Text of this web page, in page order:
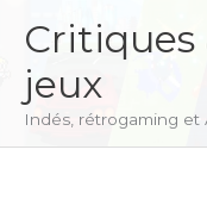
contenu
Critiques
jeux
Indés, rétrogaming et